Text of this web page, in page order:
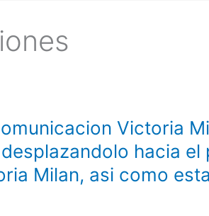
Victoria
hacia
Milan, asi­ como